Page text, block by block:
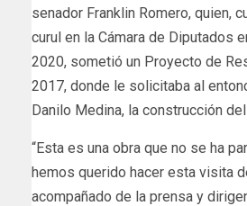
senador Franklin Romero, quien,
curul en la Cámara de Diputados
2020, sometió un Proyecto de
2017, donde le solicitaba al
Danilo Medina, la construcción
“Esta es una obra que no se ha
hemos querido hacer esta visita
acompañado de la prensa y